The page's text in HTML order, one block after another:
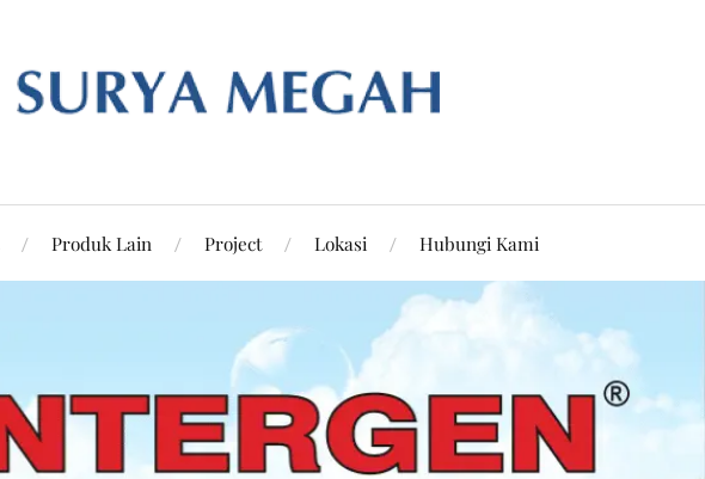
Produk Lain Project Lokasi Hubungi Kami